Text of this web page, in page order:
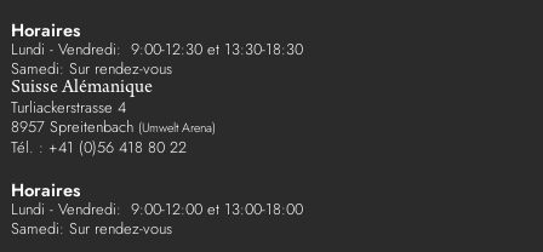
Horaires
Lundi - Vendredi: 9:00-12:30 et 13:30-18:30
Samedi: Sur rendez-vous
Suisse Alémanique
Turliackerstrasse 4
8957 Spreitenbach (Umwelt Arena)
Tél. : +41 (0)56 418 80 22
Horaires
Lundi - Vendredi: 9:00-12:00 et 13:00-18:00
Samedi: Sur rendez-vous